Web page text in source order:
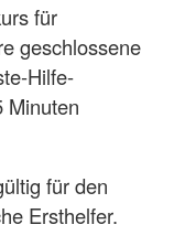
für
geschlossene
Hilfe-
Minuten
für den
Ersthelfer.